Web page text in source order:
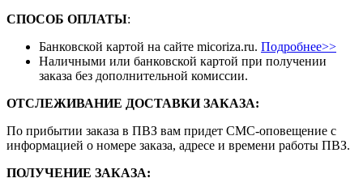
СПОСОБ ОПЛАТЫ:
Банковской картой на сайте micoriza.ru. Подробнее>>
Наличными или банковской картой при получении
заказа без дополнительной комиссии.
ОТСЛЕЖИВАНИЕ ДОСТАВКИ ЗАКАЗА:
По прибытии заказа в ПВЗ вам придет СМС-оповещение с
информацией о номере заказа, адресе и времени работы ПВЗ.
ПОЛУЧЕНИЕ ЗАКАЗА: